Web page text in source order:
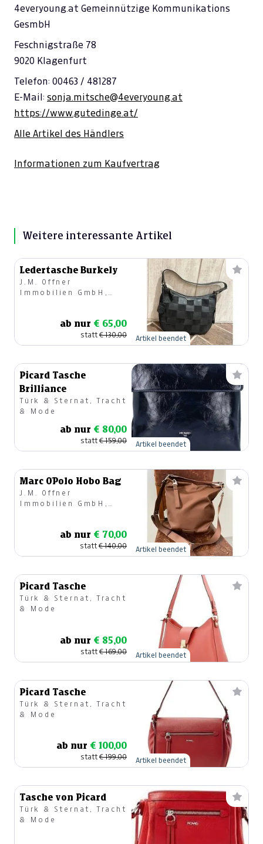
4everyoung.at Gemeinnützige Kommunikations
GesmbH
Feschnigstraße 78
9020 Klagenfurt
Telefon: 00463 / 481287
E-Mail: sonja.mitsche@4everyoung.at
https://www.gutedinge.at/
Alle Artikel des Händlers
Informationen zum Kaufvertrag
Weitere interessante Artikel
Ledertasche Burkely
J.M. Offner
Immobilien GmbH,
ab nur € 65,00
statt€ 130,00 Artikel beendet
Picard Tasche
Brilliance
Türk & Sternat, Tracht
& Mode
ab nur € 80,00
statt€ 159,00 Artikel beendet
Marc O´Polo Hobo Bag
J.M. Offner
Immobilien GmbH,
ab nur € 70,00
statt€ 140,00 Artikel beendet
Picard Tasche
Türk & Sternat, Tracht
& Mode
ab nur € 85,00
statt€ 169,00 Artikel beendet
Picard Tasche
Türk & Sternat, Tracht
& Mode
ab nur € 100,00
statt€ 199,00 Artikel beendet
Tasche von Picard
Türk & Sternat, Tracht
& Mode